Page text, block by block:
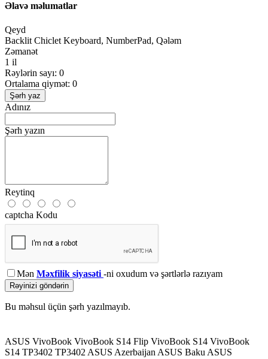
Əlavə məlumatlar
Qeyd
Backlit Chiclet Keyboard, NumberPad, Qələm
Zəmanət
1 il
Rəylərin sayı: 0
Ortalama qiymət: 0
Şərh yaz
Adınız
Şərh yazın
Reytinq
captcha Kodu
Mən Məxfilik siyasəti -ni oxudum və şərtlərlə razıyam
Rəyinizi göndərin
Bu məhsul üçün şərh yazılmayıb.
ASUS VivoBook VivoBook S14 Flip VivoBook S14 VivoBook
S14 TP3402 TP3402 ASUS Azerbaijan ASUS Baku ASUS